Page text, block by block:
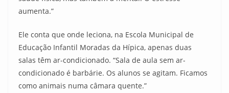
aumenta.”
Ele conta que onde leciona, na Escola Municipal de
Educação Infantil Moradas da Hípica, apenas duas
salas têm ar-condicionado. “Sala de aula sem ar-
condicionado é barbárie. Os alunos se agitam. Ficamos
como animais numa câmara quente.”